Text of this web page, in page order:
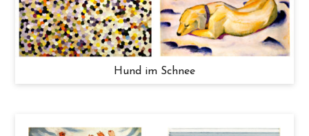
Hund im Schnee